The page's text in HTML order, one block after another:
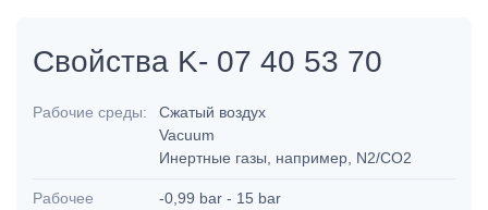
Свойства K- 07 40 53 70
Рабочие среды:
Сжатый воздух
Vacuum
Инертные газы, например, N2/CO2
Рабочее -0,99 bar - 15 bar